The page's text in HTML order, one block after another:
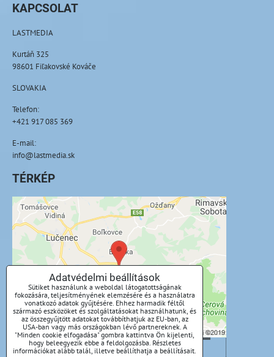
KAPCSOLAT
LASTMEDIA
Kurtáň 325
98601 Fiľakovské Kováče
SLOVAKIA
Telefon:
+421 917 085 369
E-mail:
info@lastmedia.sk
TÉRKÉP
A külső tartalom blokkolva van az
adatvédelmi beállítások által
Külső tartalmat szeretne betölteni?
Engedélyezze egyszer
Mindig engedélyezze - egyetért a cookie-
típussal: Funkcionális
Adatvédelmi beállítások
Sütiket használunk a weboldal látogatottságának
fokozására, teljesítményének elemzésére és a használatra
vonatkozó adatok gyűjtésére. Ehhez harmadik féltől
származó eszközöket és szolgáltatásokat használhatunk, és
az összegyűjtött adatokat továbbíthatjuk az EU-ban, az
USA-ban vagy más országokban lévő partnereknek. A
"Minden cookie elfogadása" gombra kattintva Ön kijelenti,
hogy beleegyezik ebbe a feldolgozásba. Részletes
információkat alább talál, illetve beállíthatja a beállításait.